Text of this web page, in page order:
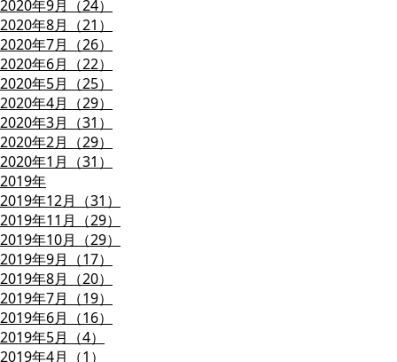
2020年9月（24）
2020年8月（21）
2020年7月（26）
2020年6月（22）
2020年5月（25）
2020年4月（29）
2020年3月（31）
2020年2月（29）
2020年1月（31）
2019年
2019年12月（31）
2019年11月（29）
2019年10月（29）
2019年9月（17）
2019年8月（20）
2019年7月（19）
2019年6月（16）
2019年5月（4）
2019年4月（1）